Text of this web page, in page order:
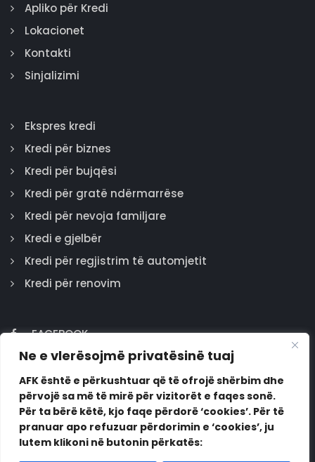
Ne e vlerësojmë privatësinë tuaj
AFK është e përkushtuar që të ofrojë shërbim dhe
përvojë sa më të mirë për vizitorët e faqes sonë.
Për ta bërë këtë, kjo faqe përdorë ‘cookies’. Për të
pranuar apo refuzuar përdorimin e ‘cookies’, ju
lutem klikoni në butonin përkatës:
Apliko për Kredi
Lokacionet
Kontakti
Sinjalizimi
Ekspres kredi
Kredi për biznes
Kredi për bujqësi
Kredi për gratë ndërmarrëse
Kredi për nevoja familjare
Kredi e gjelbër
Kredi për regjistrim të automjetit
Kredi për renovim
FACEBOOK
GOOGLE
INSTAGRAM
LINKEDIN